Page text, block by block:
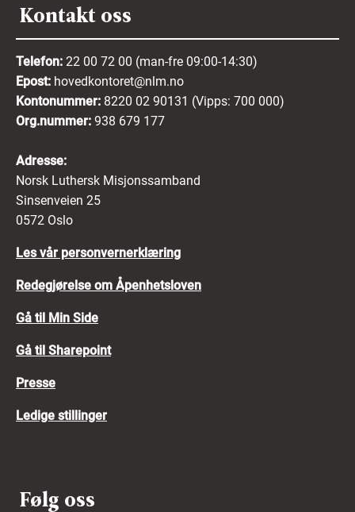
Kontakt oss
Telefon: 22 00 72 00 (man-fre 09:00-14:30)
Epost: hovedkontoret@nlm.no
Kontonummer: 8220 02 90131 (Vipps: 700 000)
Org.nummer: 938 679 177
Adresse:
Norsk Luthersk Misjonssamband
Sinsenveien 25
0572 Oslo
Les vår personvernerklæring
Redegjørelse om Åpenhetsloven
Gå til Min Side
Gå til Sharepoint
Presse
Ledige stillinger
Følg oss